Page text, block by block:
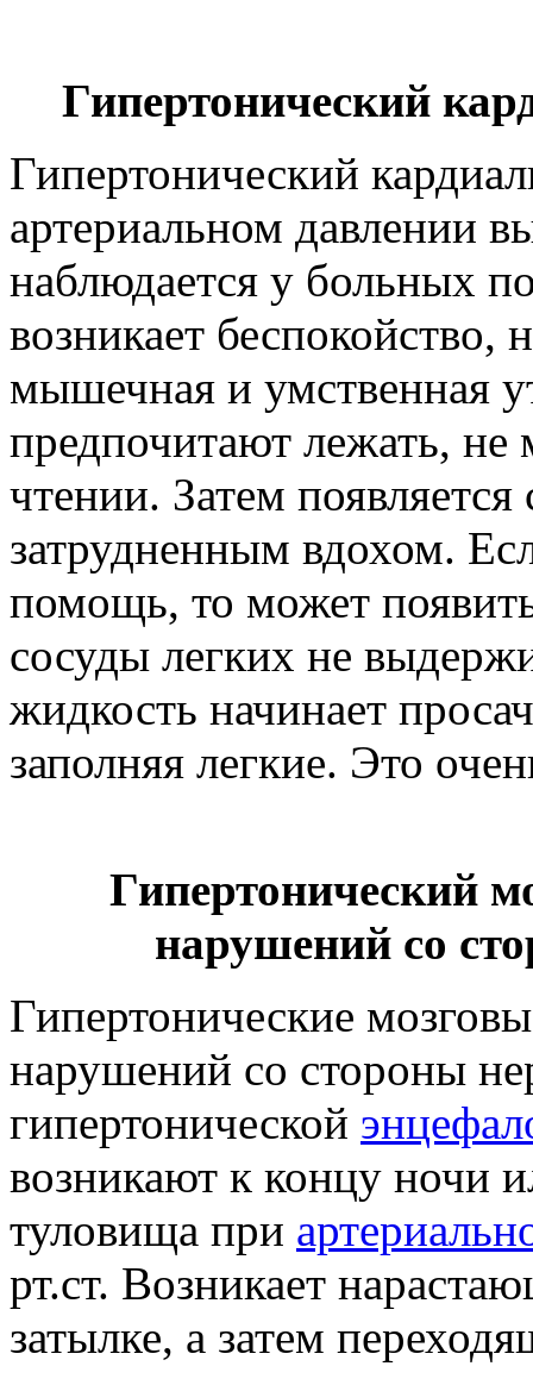
Гипертонический
Гипертонический
артериальном давлении
наблюдается у больных
возникает беспокойство,
мышечная и умственная
предпочитают лежать, не
чтении. Затем
затрудненным вдохом.
помощь, то может
сосуды легких не
жидкость начинает
заполняя легкие. Это
Гипертонический
нарушений со
Гипертонические
нарушений со стороны
гипертонической
возникают к концу ночи
туловища при
рт.ст. Возникает
затылке, а затем